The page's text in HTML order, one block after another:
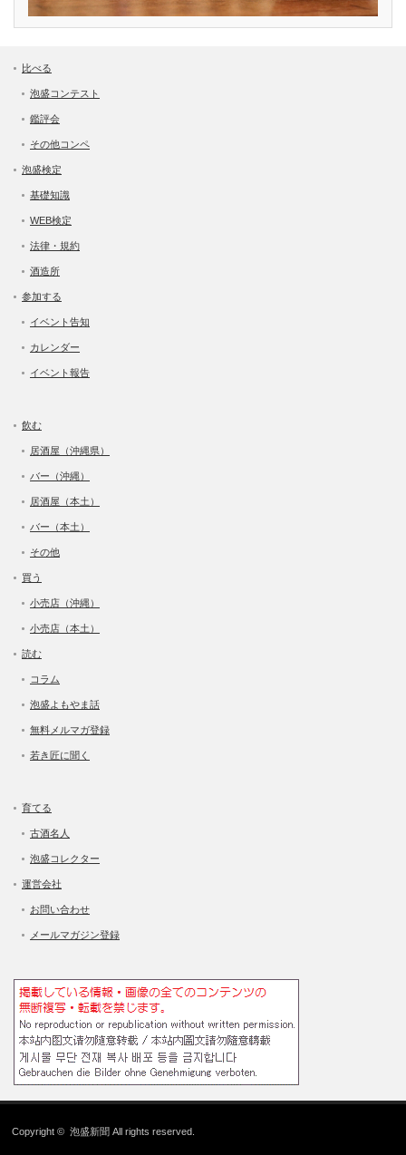
比べる
泡盛コンテスト
鑑評会
その他コンペ
泡盛検定
基礎知識
WEB検定
法律・規約
酒造所
参加する
イベント告知
カレンダー
イベント報告
飲む
居酒屋（沖縄県）
バー（沖縄）
居酒屋（本土）
バー（本土）
その他
買う
小売店（沖縄）
小売店（本土）
読む
コラム
泡盛よもやま話
無料メルマガ登録
若き匠に聞く
育てる
古酒名人
泡盛コレクター
運営会社
お問い合わせ
メールマガジン登録
Copyright ©泡盛新聞 All rights reserved.